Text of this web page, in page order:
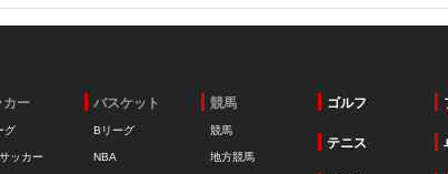
カー
グ
ッカー
バスケット
Bリーグ
NBA
競馬
競馬
地方競馬
ゴルフ
テニス